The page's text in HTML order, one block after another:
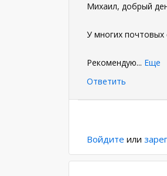
Михаил, добрый
У многих почтовых
Рекомендую... Еще
Ответить
Войдите или